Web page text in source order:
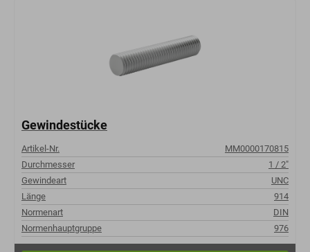
Gewindestücke
Artikel-Nr.
MM0000170815
Durchmesser
1 / 2"
Gewindeart
UNC
Länge
914
Normenart
DIN
Normenhauptgruppe
976